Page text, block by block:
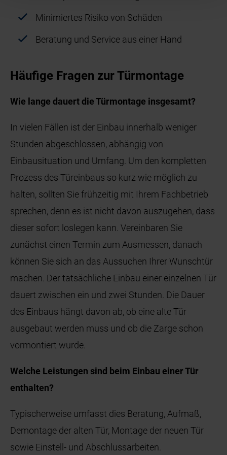
Minimiertes Risiko von Schäden
Beratung und Service aus einer Hand
Häufige Fragen zur Türmontage
Wie lange dauert die Türmontage insgesamt?
In vielen Fällen ist der Einbau innerhalb weniger
Stunden abgeschlossen, abhängig von
Einbausituation und Umfang. Um den kompletten
Prozess des Türeinbaus so kurz wie möglich zu
halten, sollten Sie frühzeitig mit Ihrem Fachbetrieb
sprechen, denn es ist nicht davon auszugehen, dass
dieser sofort loslegen kann. Vereinbaren Sie
zunächst einen Termin zum Ausmessen, danach
können Sie sich an das Aussuchen Ihrer Wunschtür
machen. Der tatsächliche Einbau einer einzelnen Tür
dauert zwischen ein und zwei Stunden. Die Dauer
des Einbaus hängt davon ab, ob eine alte Tür
ausgebaut werden muss und ob die Zarge schon
vormontiert wurde.
Welche Leistungen sind beim Einbau einer Tür
enthalten?
Typischerweise umfasst dies Beratung, Aufmaß,
Demontage der alten Tür, Montage der neuen Tür
sowie Einstell- und Abschlussarbeiten.